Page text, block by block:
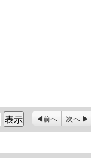
前へ 次へ